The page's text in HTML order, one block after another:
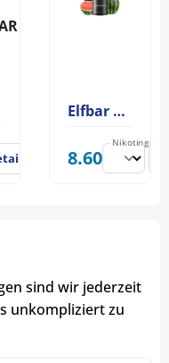
Elfbar Elfa Pro V2 Pod Watermelon
8.60
sind wir jederzeit
unkompliziert zu